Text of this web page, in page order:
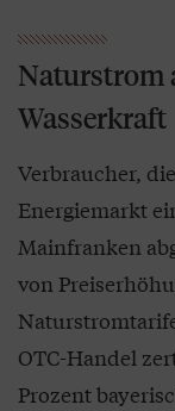
Naturstrom
Wasserkraft
Verbraucher,
Energiemarkt
Mainfranken
von
OTC-Handel
Prozent